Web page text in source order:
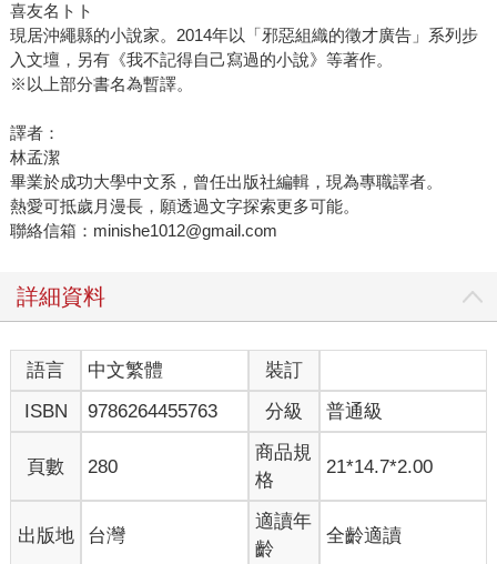
喜友名トト
現居沖繩縣的小說家。2014年以「邪惡組織的徵才廣告」系列步
入文壇，另有《我不記得自己寫過的小說》等著作。
※以上部分書名為暫譯。
譯者：
林孟潔
畢業於成功大學中文系，曾任出版社編輯，現為專職譯者。
熱愛可抵歲月漫長，願透過文字探索更多可能。
聯絡信箱：minishe1012@gmail.com
詳細資料
語言 中文繁體
裝訂
ISBN
9786264455763 分級 普通級
頁數 280
商品規
格
21*14.7*2.00
出版地 台灣
適讀年
齡
全齡適讀